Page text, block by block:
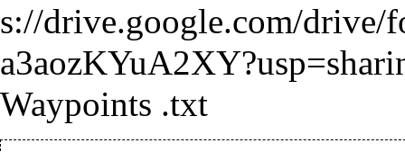
Waypoints .txt